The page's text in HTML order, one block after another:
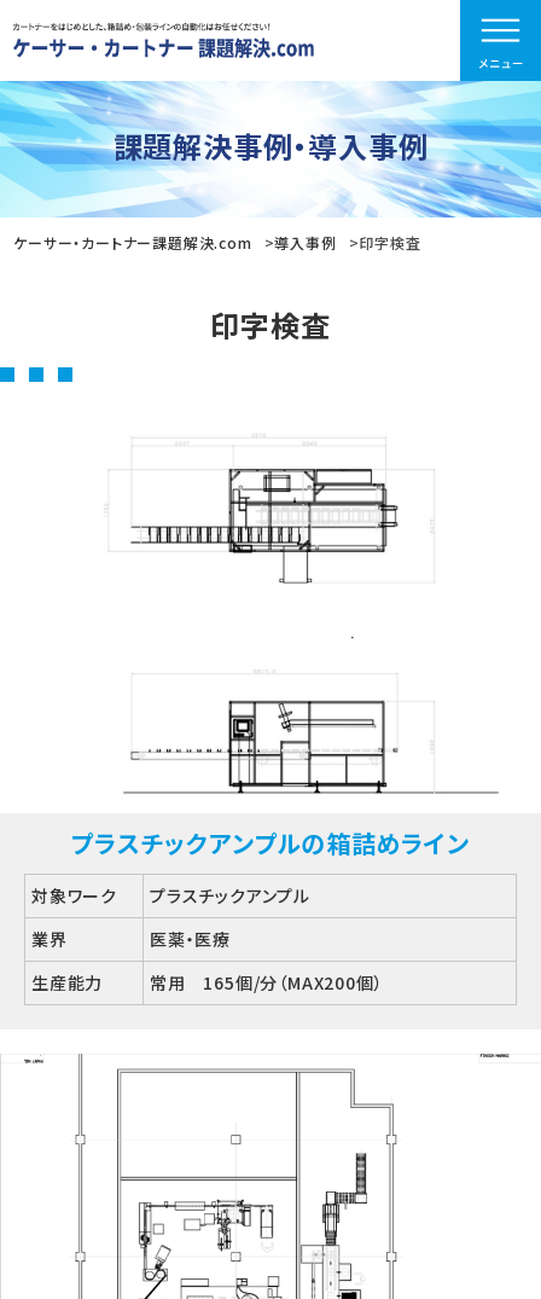
課題解決事例・導入事例
ケーサー・カートナー課題解決.com 導入事例 印字検査
印字検査
プラスチックアンプルの箱詰めライン
対象ワーク
プラスチックアンプル
業界
医薬・医療
生産能力
常用 165個/分（MAX200個）